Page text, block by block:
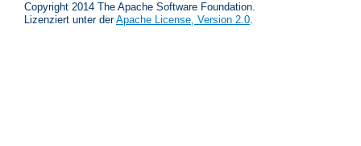
Copyright 2014 The Apache Software Foundation.
Lizenziert unter derApache License, Version 2.0.